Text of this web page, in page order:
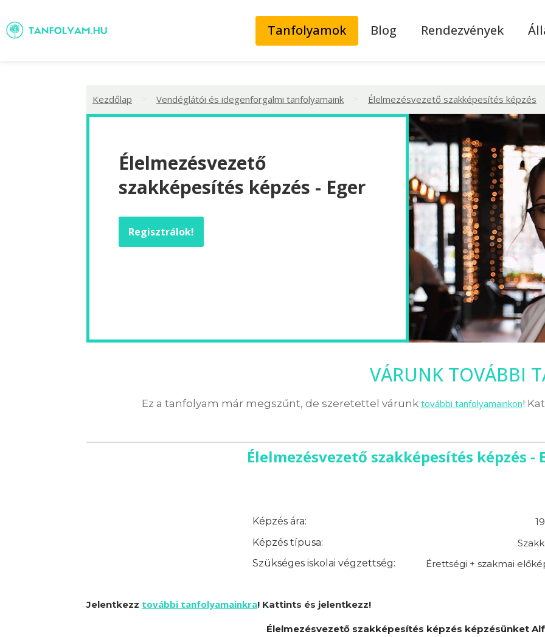
Tanfolyamok Blog Rendezvények
Kezdőlap Vendéglátói és idegenforgalmi tanfolyamaink Élelmezésvezető szakképesítés képzés
Élelmezésvezető
szakképesítés képzés - Eger
Regisztrálok!
VÁRUNK TOVÁBBI
Ez a tanfolyam már megszűnt, de szeretettel várunk további tanfolyamainkon!
Élelmezésvezető szakképesítés képzés -
Képzés ára:
Képzés típusa:
Szükséges iskolai végzettség:
Érettségi + szakmai
Jelentkezz további tanfolyamainkra! Kattints és jelentkezz!
Élelmezésvezető szakképesítés képzés képzésünket